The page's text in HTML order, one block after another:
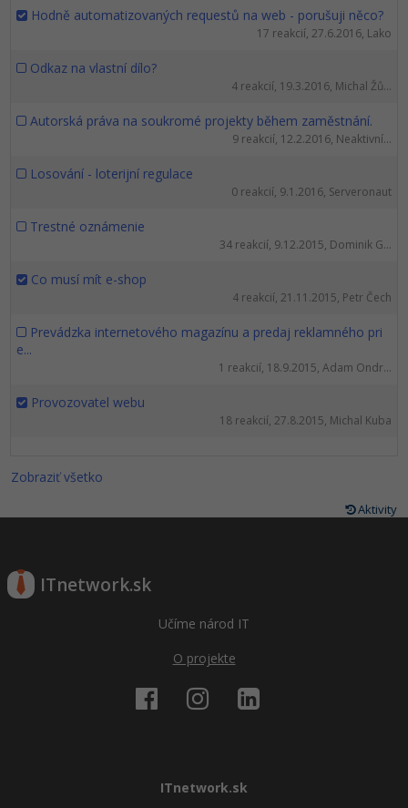
Hodně automatizovaných requestů na web - porušuji něco?
17 reakcií, 27.6.2016, Lako
Odkaz na vlastní dílo?
4 reakcií, 19.3.2016, Michal Žů...
Autorská práva na soukromé projekty během zaměstnání.
9 reakcií, 12.2.2016, Neaktivní...
Losování - loterijní regulace
0 reakcií, 9.1.2016, Serveronaut
Trestné oznámenie
34 reakcií, 9.12.2015, Dominik G...
Co musí mít e-shop
4 reakcií, 21.11.2015, Petr Čech
Prevádzka internetového magazínu a predaj reklamného pri
e...
1 reakcií, 18.9.2015, Adam Ondr...
Provozovatel webu
18 reakcií, 27.8.2015, Michal Kuba
Zobraziť všetko
Aktivity
ITnetwork.sk
Učíme národ IT
O projekte
ITnetwork.sk